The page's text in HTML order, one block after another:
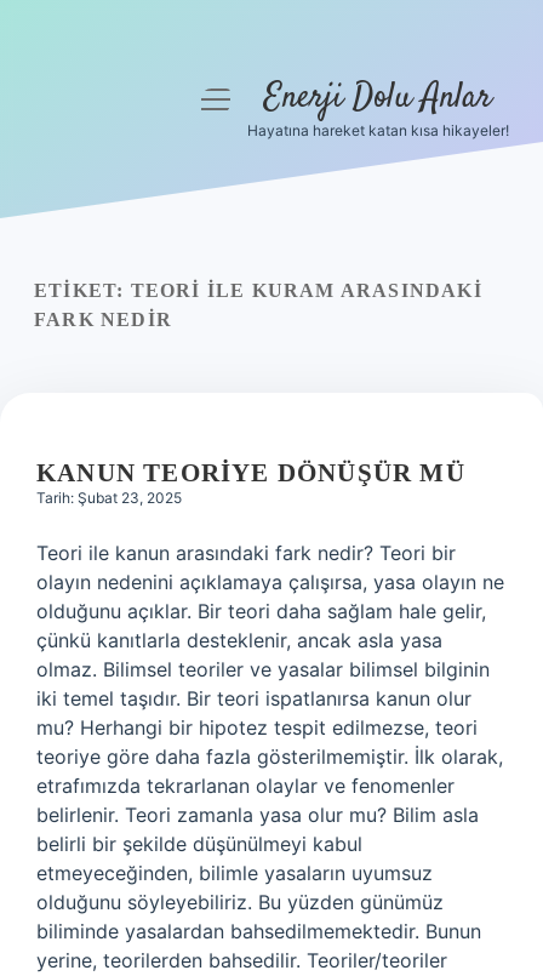
Yasal Uyarı
menüyüEnerji Dolu Anlar
Hayatına hareket katan kısa hikayeler!
ETIKET: TEORI ILE KURAM ARASINDAKI
FARK NEDIR
KANUN TEORIYE DÖNÜŞÜR MÜ
Tarih: Şubat 23, 2025
Teori ile kanun arasındaki fark nedir? Teori bir
olayın nedenini açıklamaya çalışırsa, yasa olayın ne
olduğunu açıklar. Bir teori daha sağlam hale gelir,
çünkü kanıtlarla desteklenir, ancak asla yasa
olmaz. Bilimsel teoriler ve yasalar bilimsel bilginin
iki temel taşıdır. Bir teori ispatlanırsa kanun olur
mu? Herhangi bir hipotez tespit edilmezse, teori
teoriye göre daha fazla gösterilmemiştir. İlk olarak,
etrafımızda tekrarlanan olaylar ve fenomenler
belirlenir. Teori zamanla yasa olur mu? Bilim asla
belirli bir şekilde düşünülmeyi kabul
etmeyeceğinden, bilimle yasaların uyumsuz
olduğunu söyleyebiliriz. Bu yüzden günümüz
biliminde yasalardan bahsedilmemektedir. Bunun
yerine, teorilerden bahsedilir. Teoriler/teoriler